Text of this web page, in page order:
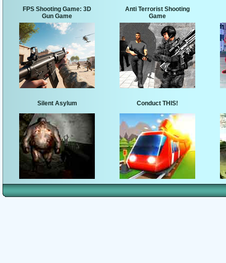
FPS Shooting Game: 3D
Gun Game
Anti Terrorist Shooting
Game
Silent Asylum Conduct THIS!